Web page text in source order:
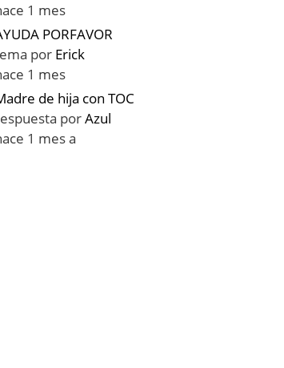
1 mes
PORFAVOR
por Erick
1 mes
de hija con TOC
porAzul
1 mes a